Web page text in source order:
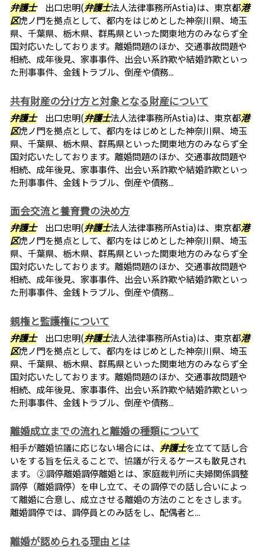
弁護士出口忠明(弁護士法人法律事務所Astia)は、東京都港
区虎ノ門を拠点として、都内をはじめとした神奈川県、埼玉
県、千葉県、栃木県、群馬県といった関東地方のみならず全
国対応いたしております。離婚問題のほか、交通事故問題や
相続、成年後見、家事事件、出会い系詐欺や結婚詐欺といっ
た刑事事件、金銭トラブル、倒産や債務...
共有財産の分け方と対象となる財産について
弁護士出口忠明(弁護士法人法律事務所Astia)は、東京都港
区虎ノ門を拠点として、都内をはじめとした神奈川県、埼玉
県、千葉県、栃木県、群馬県といった関東地方のみならず全
国対応いたしております。離婚問題のほか、交通事故問題や
相続、成年後見、家事事件、出会い系詐欺や結婚詐欺といっ
た刑事事件、金銭トラブル、倒産や債務...
面会交流と養育費の決め方
弁護士出口忠明(弁護士法人法律事務所Astia)は、東京都港
区虎ノ門を拠点として、都内をはじめとした神奈川県、埼玉
県、千葉県、栃木県、群馬県といった関東地方のみならず全
国対応いたしております。離婚問題のほか、交通事故問題や
相続、成年後見、家事事件、出会い系詐欺や結婚詐欺といっ
た刑事事件、金銭トラブル、倒産や債務...
親権と監護権について
弁護士出口忠明(弁護士法人法律事務所Astia)は、東京都港
区虎ノ門を拠点として、都内をはじめとした神奈川県、埼玉
県、千葉県、栃木県、群馬県といった関東地方のみならず全
国対応いたしております。離婚問題のほか、交通事故問題や
相続、成年後見、家事事件、出会い系詐欺や結婚詐欺といっ
た刑事事件、金銭トラブル、倒産や債務...
離婚成立までの流れと離婚の種類について
相手が離婚協議に応じない場合には、 弁護士を立てて話し合
いをする旨を伝えることで、協議が行えるケースも散見され
ます。 ②調停離婚調停離婚とは、家庭裁判所に夫婦関係調整
調停（離婚調停）を申し立て、その調停での話し合いによっ
て離婚に合意し、成立させる離婚の方法のことをさします。
離婚調停では、調停員とのみ話をし、配偶者と...
離婚が認められる理由とは